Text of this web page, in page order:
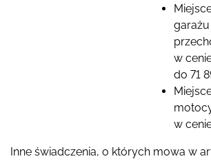
w
do 71
w
Inne świadczenia, o których mowa w